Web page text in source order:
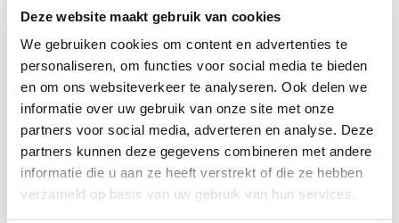
Deze website maakt gebruik van cookies
We gebruiken cookies om content en advertenties te
personaliseren, om functies voor social media te bieden
en om ons websiteverkeer te analyseren. Ook delen we
informatie over uw gebruik van onze site met onze
partners voor social media, adverteren en analyse. Deze
partners kunnen deze gegevens combineren met andere
informatie die u aan ze heeft verstrekt of die ze hebben
verzameld op basis van uw gebruik van hun services.
Late check-out
Per verblijf
Alleen mogelijk op zondag of woensdag ( tot 16.00uur)
Reviews.Echte gasten, echte ervaringen.